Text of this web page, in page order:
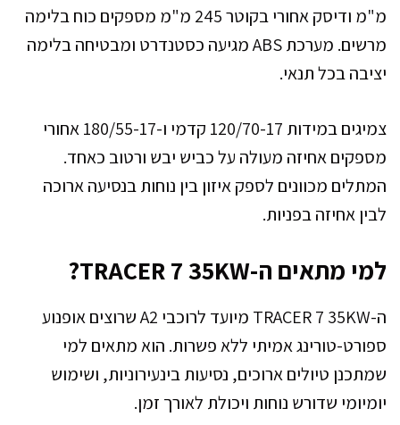
מ"מ ודיסק אחורי בקוטר 245 מ"מ מספקים כוח בלימה
מרשים. מערכת ABS מגיעה כסטנדרט ומבטיחה בלימה
יציבה בכל תנאי.
צמיגים במידות 120/70-17 קדמי ו-180/55-17 אחורי
מספקים אחיזה מעולה על כביש יבש ורטוב כאחד.
המתלים מכוונים לספק איזון בין נוחות בנסיעה ארוכה
לבין אחיזה בפניות.
למי מתאים ה-TRACER 7 35KW?
ה-TRACER 7 35KW מיועד לרוכבי A2 שרוצים אופנוע
ספורט-טורינג אמיתי ללא פשרות. הוא מתאים למי
שמתכנן טיולים ארוכים, נסיעות בינעירוניות, ושימוש
יומיומי שדורש נוחות ויכולת לאורך זמן.